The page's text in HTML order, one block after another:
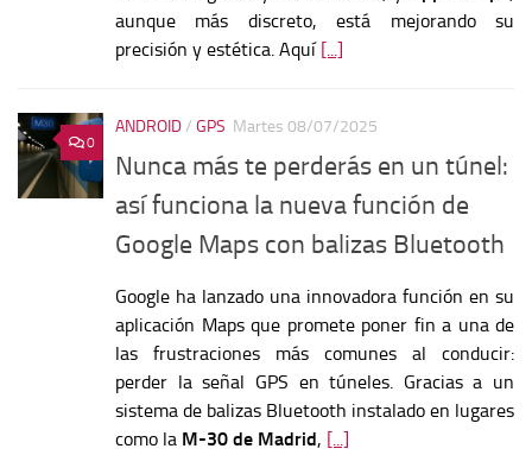
aunque más discreto, está mejorando su
precisión y estética. Aquí [...]
0
ANDROID/ GPS Martes 08/07/2025
Nunca más te perderás en un túnel:
así funciona la nueva función de
Google Maps con balizas Bluetooth
Google ha lanzado una innovadora función en su
aplicación Maps que promete poner fin a una de
las frustraciones más comunes al conducir:
perder la señal GPS en túneles. Gracias a un
sistema de balizas Bluetooth instalado en lugares
como la M-30 de Madrid, [...]